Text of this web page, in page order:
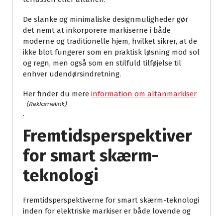
De slanke og minimaliske designmuligheder gør
det nemt at inkorporere markiserne i både
moderne og traditionelle hjem, hvilket sikrer, at de
ikke blot fungerer som en praktisk løsning mod sol
og regn, men også som en stilfuld tilføjelse til
enhver udendørsindretning.
Her finder du mere information om altanmarkiser
.
Fremtidsperspektiver
for smart skærm-
teknologi
Fremtidsperspektiverne for smart skærm-teknologi
inden for elektriske markiser er både lovende og